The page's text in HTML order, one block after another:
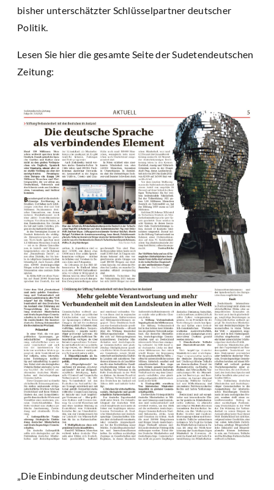
bisher unterschätzter Schlüsselpartner deutscher
Politik.
Lesen Sie hier die gesamte Seite der Sudetendeutschen
Zeitung:
„Die Einbindung deutscher Minderheiten und